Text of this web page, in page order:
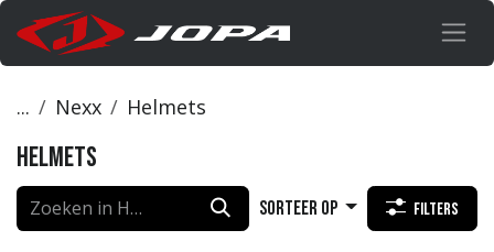
Overslaan naar inhoud
... Nexx Helmets
Helmets
Sorteer op Filters